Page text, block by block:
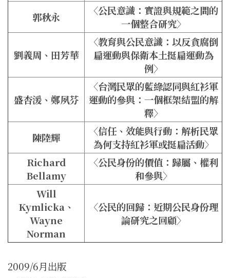
郭秋永
〈公民意識：實證與規範之間的
一個整合研究〉
劉義周、田芳華
〈教育與公民意識：以反貪腐倒
扁運動與保衛本土挺扁運動為
例〉
盛杏湲、鄭夙芬
〈台灣民眾的藍綠認同與紅衫軍
運動的參與：一個框架結盟的解
釋〉
陳陸輝
〈信任、效能與行動：解析民眾
為何支持紅衫軍或挺扁活動〉
Richard
Bellamy
〈公民身份的價值：歸屬、權利
和參與〉
Will
Kymlicka、
Wayne
Norman
〈公民的回歸：近期公民身份理
論研究之回顧〉
2009/6月出版